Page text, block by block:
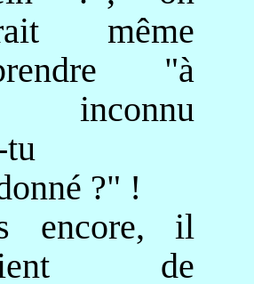
même
"à
inconnu
tu
?" !
encore, il
de